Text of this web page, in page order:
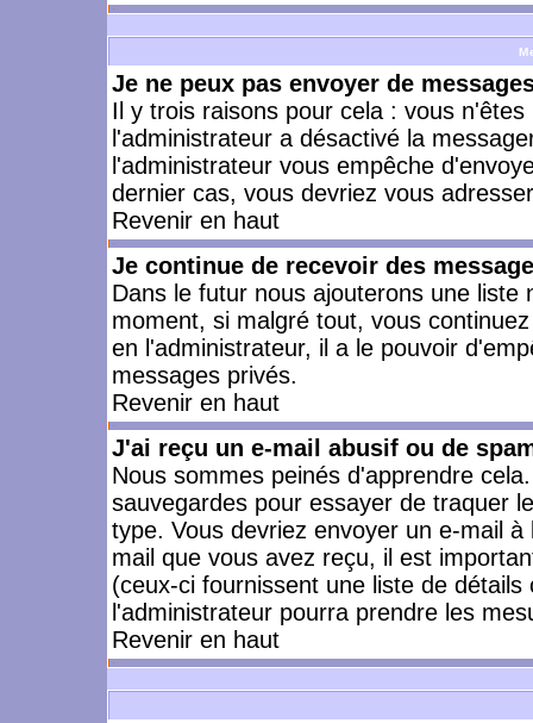
Je ne peux pas envoyer de
Il y trois raisons pour cela : vous
l'administrateur a désactivé la
l'administrateur vous empêche
dernier cas, vous devriez vous
Revenir en haut
Je continue de recevoir des
Dans le futur nous ajouterons une
moment, si malgré tout, vous
en l'administrateur, il a le pouvoir
messages privés.
Revenir en haut
J'ai reçu un e-mail abusif ou de
Nous sommes peinés d'apprendre
sauvegardes pour essayer de traquer
type. Vous devriez envoyer un e-mail
mail que vous avez reçu, il est
(ceux-ci fournissent une liste de
l'administrateur pourra prendre les
Revenir en haut